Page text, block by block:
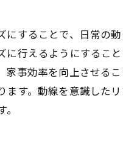
することで、日常の
行えるようにするこ
事効率を向上させる
す。動線を意識した